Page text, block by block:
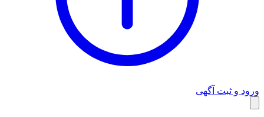
ورود و ثبت آگهی